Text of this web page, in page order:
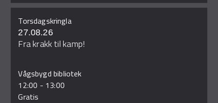
Torsdagskringla
27.08.26
Fra krakk til kamp!
Vågsbygd bibliotek
12:00 - 13:00
Gratis